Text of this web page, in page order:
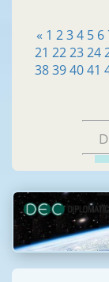
« 1 2 3 4 5 6
21 222324
38394041